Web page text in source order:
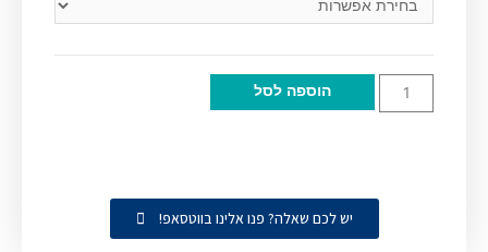
הוספה לסל
יש לכם שאלה? פנו אלינו בווטסאפ!